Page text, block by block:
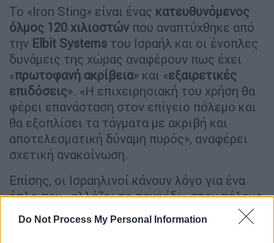
Do Not Process My Personal Information
Το «Iron Sting» είναι ένας κατευθυνόμενος
όλμος 120 χιλιοστών που αναπτύχθηκε από
την Elbit Systems του Ισραήλ και οι ένοπλες
δυνάμεις της χώρας αναφέρουν πως έχει
«πρωτοφανή ακρίβεια» και «εξαιρετικές
επιδόσεις». «Η επιχειρησιακή του χρήση θα
φέρει επανάσταση στον επίγειο πόλεμο και
θα εξοπλίσει τα τάγματα με ακριβή και
αποτελεσματική δύναμη πυρός», αναφέρει
σχετική ανακοίνωση.
Επίσης, οι Ισραηλινοί κάνουν λόγο για ένα
όπλο που «αλλάζει το παιχνίδι» στον πόλεμο
με τη Χαμάς.